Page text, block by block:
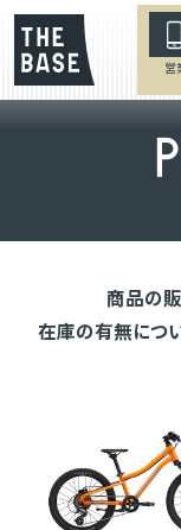
営
P
商品の
在庫の有無につ